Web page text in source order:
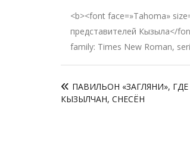
<b><font face=»Tahoma»
представителей Кызыла</
family: Times New Roman,
поПАВИЛЬОН «ЗАГЛЯНИ»,
КЫЗЫЛЧАН, СНЕСЁН